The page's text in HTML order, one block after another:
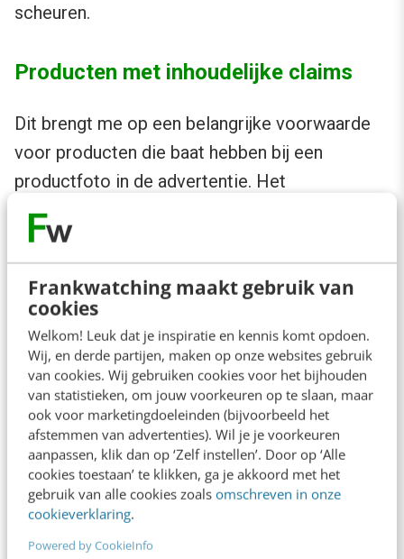
Frankwatching maakt gebruik van
cookies
Welkom! Leuk dat je inspiratie en kennis komt opdoen.
Wij, en derde partijen, maken op onze websites gebruik
van cookies. Wij gebruiken cookies voor het bijhouden
van statistieken, om jouw voorkeuren op te slaan, maar
ook voor marketingdoeleinden (bijvoorbeeld het
afstemmen van advertenties). Wil je je voorkeuren
aanpassen, klik dan op ‘Zelf instellen’. Door op ‘Alle
cookies toestaan’ te klikken, ga je akkoord met het
gebruik van alle cookies zoals omschreven in onze
cookieverklaring.
Powered by CookieInfo
scheuren.
Producten met inhoudelijke claims
Dit brengt me op een belangrijke voorwaarde
voor producten die baat hebben bij een
productfoto in de advertentie. Het
wetenschappelijk psychologisch voordeel is
van toepassing op producten waarmee je op
basis van sterke inhoudelijke claims wilt
overtuigen. Je kunt dan denken aan de ‘zachte
en verzorgde oksels’ van Dove of het ‘stressvrij
en eenvoudig afscheuren’ van Toppits. Het zijn
inhoudelijke claims waarmee de marketeer ons
wil overtuigen: het product is beter dan die van
de concurrentie.
Overtuigen op basis van inhoudelijke
argumenten lukt alleen wanneer de doelgroep
de centrale route tot overtuiging kiest. De